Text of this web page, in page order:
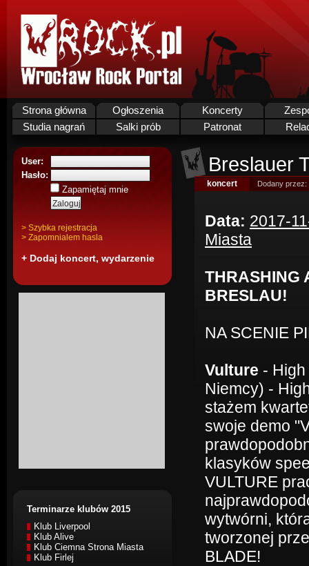
Strona główna Ogłoszenia Koncerty
Studia nagrań
Salki prób Patronat
User:
Hasło:
Zapamiętaj mnie
> Szybka rejestracja
> Zapomnialem hasla
+ Dodaj koncert, wydarzenie
Terminarze klubów 2015
Klub Liverpool
Klub Alive
Klub Ciemna Strona Miasta
Klub Firlej
Breslauer
koncert Dodany przez:
Data: 2017-
Miasta
THRASHING
BRESLAU!
NA SCENIE
Vulture -
Niemcy) -
stażem
swoje demo
klasyków
VULTURE
wytwórni,
tworzonej
BLADE!